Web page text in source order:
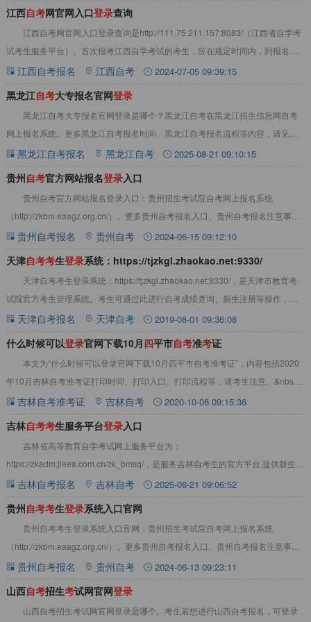
江西自考网官网入口登录查询
江西自考网官网入口登录查询是http://111.75.211.157:8083/（江西省自学考
试考生服务平台）。首次报考江西自学考试的考生，应在规定时间内，到报名点
办理新生注册手
江西自考报名 江西自考 2024-07-05 09:39:15
黑龙江自考大专报名官网登录
黑龙江自考大专报名官网登录是哪个？黑龙江自考在黑龙江招生信息网自考
网上报名系统。更多黑龙江自考报名时间、黑龙江自考报名流程等内容，请见下
文：黑龙江自考大专报名官网登录黑龙江自考大专
黑龙江自考报名 黑龙江自考 2025-08-21 09:10:15
贵州自考官方网站报名登录入口
贵州自考官方网站报名登录入口：贵州招生考试院自考网上报名系统
（http://zkbm.eaagz.org.cn/）。更多贵州自考报名入口、贵州自考报名注意事
项，请见下文：贵州自考官
贵州自考报名 贵州自考 2024-06-15 09:12:10
天津自考考生登录系统：https://tjzkgl.zhaokao.net:9330/
天津自考考生登录系统：https://tjzkgl.zhaokao.net:9330/，是天津市教育考
试院官方考生管理系统。考生可通过此进行自考成绩查询、新生注册等操作，下
面和自考
天津自考报名 天津自考 2019-08-01 09:36:08
什么时候可以登录官网下载10月四平市自考准考证
本文为“什么时候可以登录官网下载10月四平市自考准考证”，内容包括2020
年10月吉林自考准考证打印时间、打印入口、打印流程等，请考生注意。&nbsp;
什么时候可以登录官网下载10
吉林自考准考证 吉林自考 2020-10-06 09:15:36
吉林自考考生服务平台登录入口
吉林省高等教育自学考试网上服务平台为：
https://zkadm.jleea.com.cn/zk_bmsq/，是服务吉林自考生的官方平台,提供新生注
册、报名缴费、准考证打印、课程报
吉林自考报名 吉林自考 2025-08-21 09:06:52
贵州自考考生登录系统入口官网
贵州自考考生登录系统入口官网：贵州招生考试院自考网上报名系统
（http://zkbm.eaagz.org.cn/）。更多贵州自考报名入口、贵州自考报名注意事
项，请见下文：贵州自考考
贵州自考报名 贵州自考 2024-06-13 09:23:11
山西自考招生考试网官网登录
山西自考招生考试网官网登录是哪个。考生若想进行山西自考报名，可登录